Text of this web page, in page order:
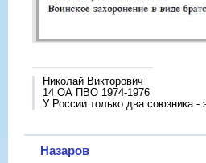
Николай Викторович
14 ОА ПВО 1974-1976
У России только два союзника
Назаров